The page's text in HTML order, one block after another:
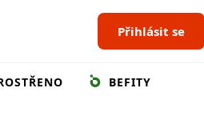
Přihlásit se
BEFITY